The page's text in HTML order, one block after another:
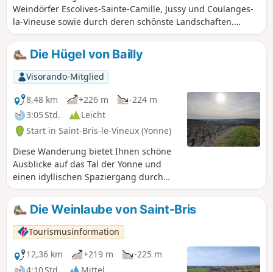
Weindörfer Escolives-Sainte-Camille, Jussy und Coulanges-
la-Vineuse sowie durch deren schönste Landschaften.
Entdecken Sie die Weinberge und Kirschbäume, während
Sie beim Durchqueren jedes Dorfes den Blick zum
Kirchturm erheben.
Die Hügel von Bailly
Visorando-Mitglied
8,48 km
+226 m
-224 m
3:05 Std.
Leicht
Start in Saint-Bris-le-Vineux (Yonne)
Diese Wanderung bietet Ihnen schöne
Ausblicke auf das Tal der Yonne und
einen idyllischen Spaziergang durch
Weinberge, Kirschbäume und am Ufer
der Yonne entlang. Sie können frische
Luft tanken und das ungewöhnliche
Dorf Bailly kennenlernen.
Die Weinlaube von Saint-Bris
Tourismusinformation
12,36 km
+219 m
-225 m